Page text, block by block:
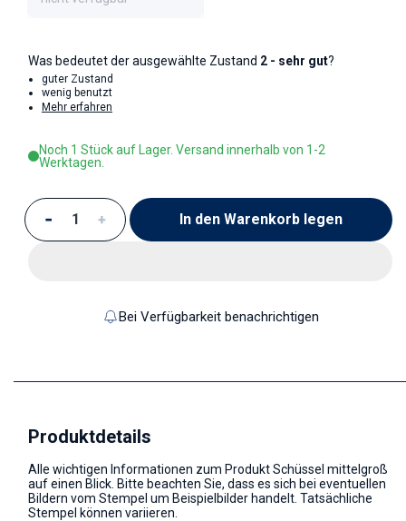
Was bedeutet der ausgewählte Zustand 2 - sehr gut?
guter Zustand
wenig benutzt
Mehr erfahren
Noch 1 Stück auf Lager. Versand innerhalb von 1-2
Werktagen.
Verringere die Menge für Schüssel mittelgroß
Erhöhe die Menge für Schüssel mittelgroß
In den Warenkorb legen
Bei Verfügbarkeit benachrichtigen
Produktdetails
Alle wichtigen Informationen zum Produkt Schüssel mittelgroß
auf einen Blick. Bitte beachten Sie, dass es sich bei eventuellen
Bildern vom Stempel um Beispielbilder handelt. Tatsächliche
Stempel können variieren.